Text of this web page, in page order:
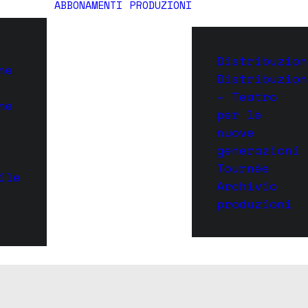
ABBONAMENTI PRODUZIONI
– Teatro
per le
nuove
generazioni
Tournée
Archivio
produzioni